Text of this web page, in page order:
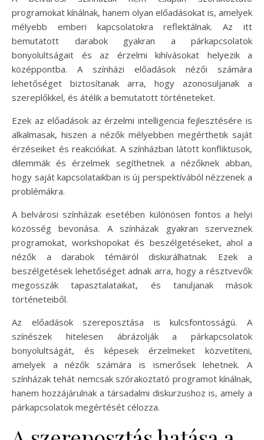
programokat kínálnak, hanem olyan előadásokat is, amelyek
mélyebb emberi kapcsolatokra reflektálnak. Az itt
bemutatott darabok gyakran a párkapcsolatok
bonyolultságait és az érzelmi kihívásokat helyezik a
középpontba. A színházi előadások nézői számára
lehetőséget biztosítanak arra, hogy azonosuljanak a
szereplőkkel, és átélik a bemutatott történeteket.
Ezek az előadások az érzelmi intelligencia fejlesztésére is
alkalmasak, hiszen a nézők mélyebben megérthetik saját
érzéseiket és reakcióikat. A színházban látott konfliktusok,
dilemmák és érzelmek segíthetnek a nézőknek abban,
hogy saját kapcsolataikban is új perspektívából nézzenek a
problémákra.
A belvárosi színházak esetében különösen fontos a helyi
közösség bevonása. A színházak gyakran szerveznek
programokat, workshopokat és beszélgetéseket, ahol a
nézők a darabok témáiról diskurálhatnak. Ezek a
beszélgetések lehetőséget adnak arra, hogy a résztvevők
megosszák tapasztalataikat, és tanuljanak mások
történeteiből.
Az előadások szereposztása is kulcsfontosságú. A
színészek hitelesen ábrázolják a párkapcsolatok
bonyolultságát, és képesek érzelmeket közvetíteni,
amelyek a nézők számára is ismerősek lehetnek. A
színházak tehát nemcsak szórakoztató programot kínálnak,
hanem hozzájárulnak a társadalmi diskurzushoz is, amely a
párkapcsolatok megértését célozza.